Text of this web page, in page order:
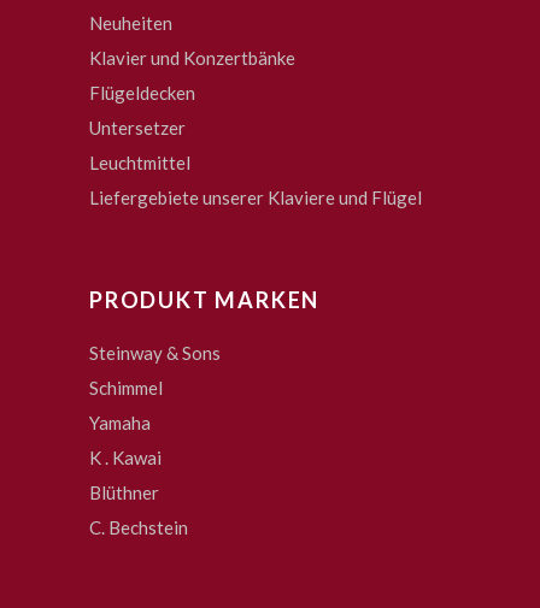
Neuheiten
Klavier und Konzertbänke
Flügeldecken
Untersetzer
Leuchtmittel
Liefergebiete unserer Klaviere und Flügel
PRODUKT MARKEN
Steinway & Sons
Schimmel
Yamaha
K . Kawai
Blüthner
C. Bechstein